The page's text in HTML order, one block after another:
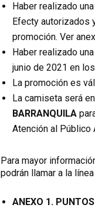
Haber realizado
Efecty autorizados
promoción. Ver
Haber realizado
junio de 2021 en
La promoción es
La camiseta será
BARRANQUILA
Atención al Público
Para mayor
podrán llamar a la
ANEXO 1.